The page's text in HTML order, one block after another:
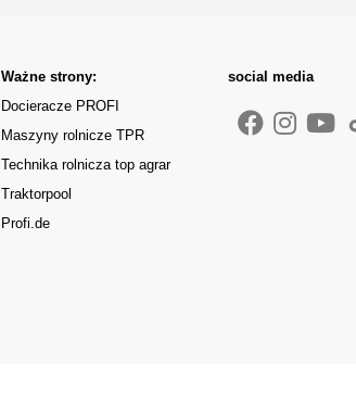
Ważne strony:
Docieracze PROFI
Maszyny rolnicze TPR
Technika rolnicza top agrar
Traktorpool
Profi.de
social media